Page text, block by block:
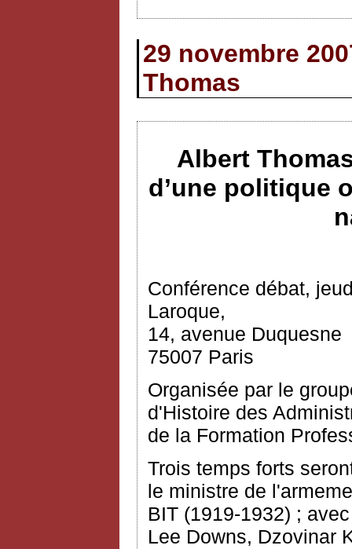
29 novembre
Thomas
Albert
d’une politique
Conférence débat,
Laroque,
14, avenue Duquesne
75007 Paris
Organisée par le
d'Histoire des
de la Formation
Trois temps forts
le ministre de
BIT (1919-1932) ;
Lee Downs, Dzovinar